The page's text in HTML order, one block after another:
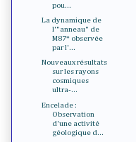
pou...
La dynamique de
l'"anneau" de
M87* observée
par l'...
Nouveaux résultats
sur les rayons
cosmiques
ultra-...
Encelade :
Observation
d'une activité
géologique d...